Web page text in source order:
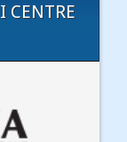
CENTRE